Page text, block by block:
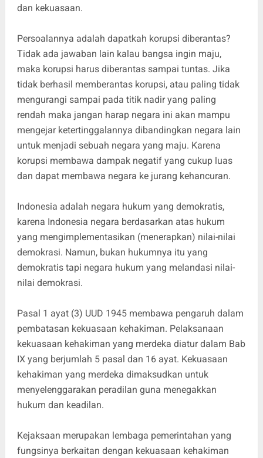
dan kekuasaan.
Persoalannya adalah dapatkah korupsi diberantas?
Tidak ada jawaban lain kalau bangsa ingin maju,
maka korupsi harus diberantas sampai tuntas. Jika
tidak berhasil memberantas korupsi, atau paling tidak
mengurangi sampai pada titik nadir yang paling
rendah maka jangan harap negara ini akan mampu
mengejar ketertinggalannya dibandingkan negara lain
untuk menjadi sebuah negara yang maju. Karena
korupsi membawa dampak negatif yang cukup luas
dan dapat membawa negara ke jurang kehancuran.
Indonesia adalah negara hukum yang demokratis,
karena Indonesia negara berdasarkan atas hukum
yang mengimplementasikan (menerapkan) nilai-nilai
demokrasi. Namun, bukan hukumnya itu yang
demokratis tapi negara hukum yang melandasi nilai-
nilai demokrasi.
Pasal 1 ayat (3) UUD 1945 membawa pengaruh dalam
pembatasan kekuasaan kehakiman. Pelaksanaan
kekuasaan kehakiman yang merdeka diatur dalam Bab
IX yang berjumlah 5 pasal dan 16 ayat. Kekuasaan
kehakiman yang merdeka dimaksudkan untuk
menyelenggarakan peradilan guna menegakkan
hukum dan keadilan.
Kejaksaan merupakan lembaga pemerintahan yang
fungsinya berkaitan dengan kekuasaan kehakiman